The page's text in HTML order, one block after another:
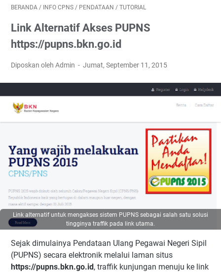
BERANDA / INFO CPNS / PENDATAAN / TUTORIAL
Link Alternatif Akses PUPNS
https://pupns.bkn.go.id
Diposkan oleh Admin Jumat, September 11, 2015
Link alternatif untuk mengakses sistem PUPNS sebagai salah satu solusi
tingginya traffik pada link utama.
Sejak dimulainya Pendataan Ulang Pegawai Negeri Sipil
(PUPNS) secara elektronik melalui laman situs
https://pupns.bkn.go.id, traffik kunjungan menuju ke link